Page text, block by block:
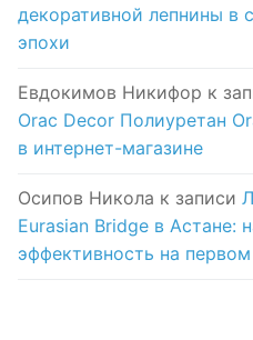
декоративной лепнины в
эпохи
Евдокимов Никифор к
Orac Decor Полиуретан
в интернет-магазине
Осипов Никола к записи
Eurasian Bridge в Астане:
эффективность на